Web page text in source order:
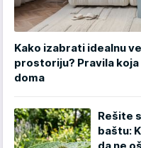
Kako izabrati idealnu
prostoriju? Pravila
doma
Rešite
baštu: